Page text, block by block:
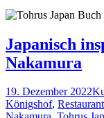
Japanisch
Nakamura
19. Dezember 2022
Königshof,